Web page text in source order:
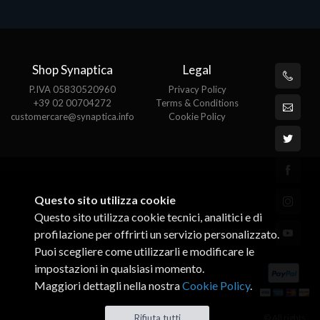
Shop Synaptica
P.IVA 05830520960
+39 02 00704272
customercare@synaptica.info
Legal
Privacy Policy
Terms & Conditions
Cookie Policy
Questo sito utilizza cookie
Questo sito utilizza cookie tecnici, analitici e di
profilazione per offrirti un servizio personalizzato.
Puoi scegliere come utilizzarli e modificare le
impostazioni in qualsiasi momento.
Maggiori dettagli nella nostraCookie Policy.